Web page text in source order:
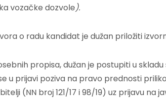
vozačke dozvole).
o radu kandidat je dužan priložiti
propisa, dužan je postupiti u
prijavi poziva na pravo prednosti
(NN broj 121/17 i 98/19) uz prijavu na